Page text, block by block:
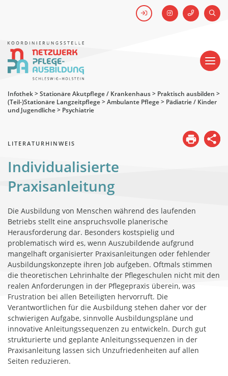
FACEBOOK
Holstein
Infothek>Stationäre Akutpflege / Krankenhaus> Praktisch ausbilden >
(Teil-)Stationäre Langzeitpflege>Ambulante Pflege> Pädiatrie / Kinder
und Jugendliche> Psychiatrie
LITERATURHINWEIS
Individualisierte
Praxisanleitung
Die Ausbildung von Menschen während des laufenden
Betriebs stellt eine anspruchsvolle planerische
Herausforderung dar. Besonders kostspielig und
problematisch wird es, wenn Auszubildende aufgrund
mangelhaft organisierter Praxisanleitungen oder fehlender
Ausbildungskonzepte ihren Job aufgeben. Oftmals stimmen
die theoretischen Lehrinhalte der Pflegeschulen nicht mit den
realen Anforderungen in der Pflegepraxis überein, was
Frustration bei allen Beteiligten hervorruft. Die
Verantwortlichen für die Ausbildung stehen daher vor der
schwierigen Aufgabe, sinnvolle Ausbildungspläne und
innovative Anleitungssequenzen zu entwickeln. Durch gut
strukturierte und geplante Anleitungssequenzen in der
Praxisanleitung lassen sich Unzufriedenheiten auf allen
Seiten reduzieren.